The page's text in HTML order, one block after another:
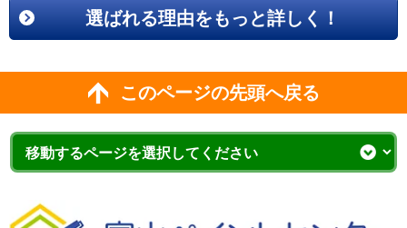
選ばれる理由をもっと詳しく！
このページの先頭へ戻る